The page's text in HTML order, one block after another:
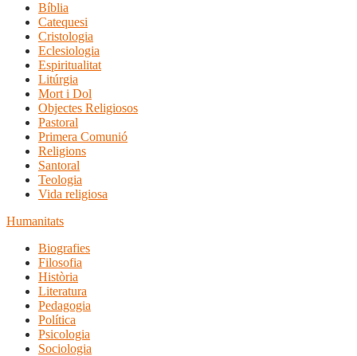
Bíblia
Catequesi
Cristologia
Eclesiologia
Espiritualitat
Litúrgia
Mort i Dol
Objectes Religiosos
Pastoral
Primera Comunió
Religions
Santoral
Teologia
Vida religiosa
Humanitats
Biografies
Filosofia
Història
Literatura
Pedagogia
Política
Psicologia
Sociologia